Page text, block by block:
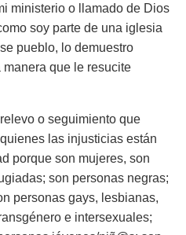
ministerio o llamado de Dios
soy parte de una iglesia
pueblo, lo demuestro
que le resucite
o seguimiento que
las injusticias están
porque son mujeres, son
son personas negras;
personas gays, lesbianas,
e intersexuales;